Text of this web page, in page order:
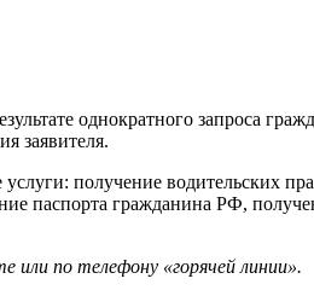
однократного запроса
заявителя.
получение водительских
паспорта гражданина РФ,
по телефону «горячей линии».